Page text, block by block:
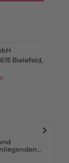
Bielefeld,